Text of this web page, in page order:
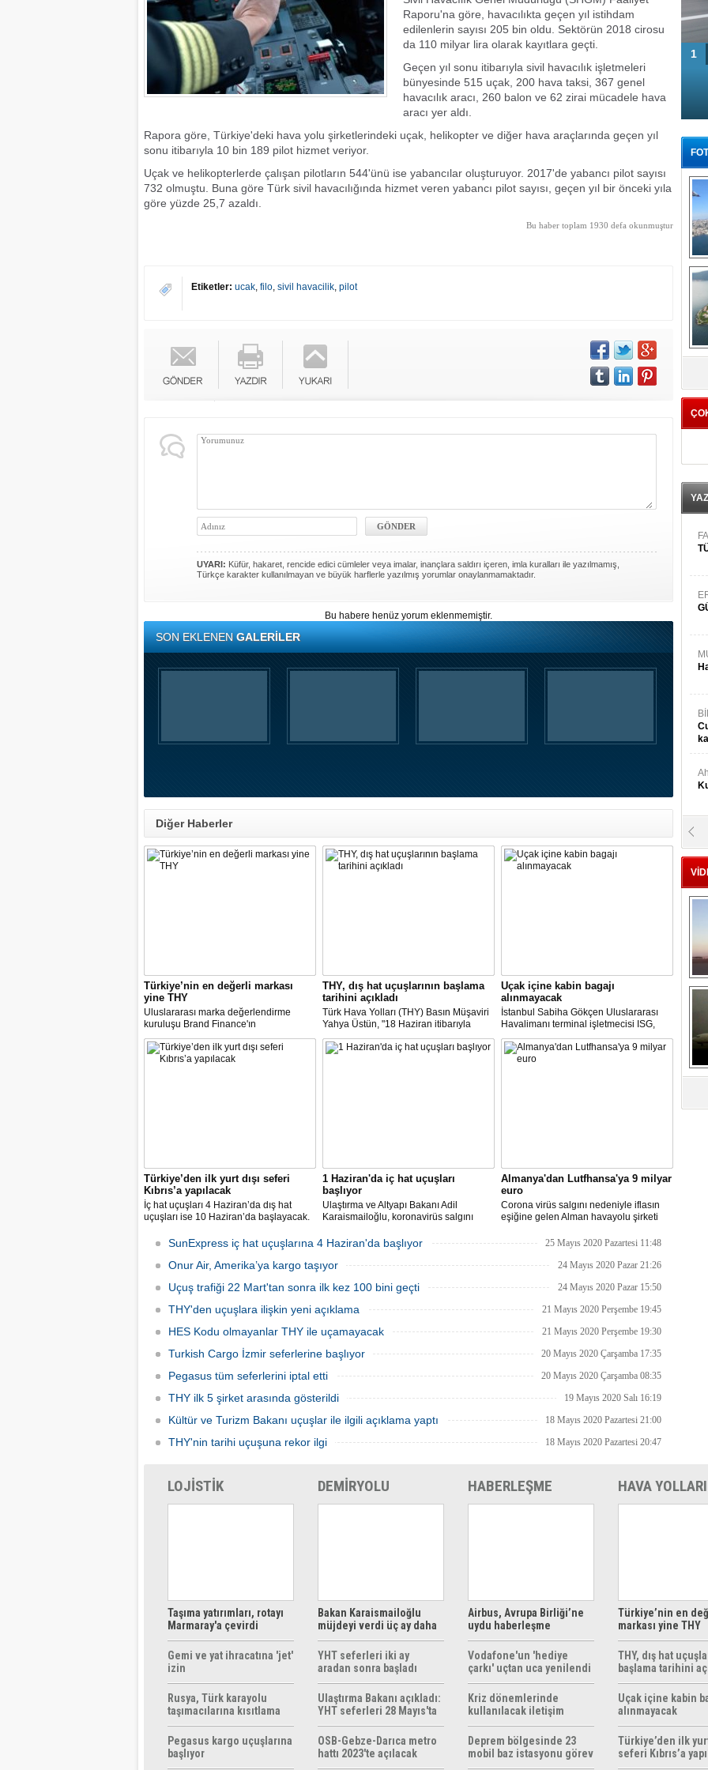
Raporu'na göre, havacılıkta geçen yıl istihdam
edilenlerin sayısı 205 bin oldu. Sektörün 2018 cirosu
da 110 milyar lira olarak kayıtlara geçti.
Geçen yıl sonu itibarıyla sivil havacılık işletmeleri
bünyesinde 515 uçak, 200 hava taksi, 367 genel
havacılık aracı, 260 balon ve 62 zirai mücadele hava
aracı yer aldı.
Rapora göre, Türkiye'deki hava yolu şirketlerindeki uçak, helikopter ve diğer hava araçlarında geçen yıl
sonu itibarıyla 10 bin 189 pilot hizmet veriyor.
Uçak ve helikopterlerde çalışan pilotların 544'ünü ise yabancılar oluşturuyor. 2017'de yabancı pilot sayısı
732 olmuştu. Buna göre Türk sivil havacılığında hizmet veren yabancı pilot sayısı, geçen yıl bir önceki yıla
göre yüzde 25,7 azaldı.
Bu haber toplam 1930 defa okunmuştur
Etiketler: ucak, filo, sivil havacilik, pilot
UYARI: Küfür, hakaret, rencide edici cümleler veya imalar, inançlara saldırı içeren, imla kuralları ile yazılmamış,
Türkçe karakter kullanılmayan ve büyük harflerle yazılmış yorumlar onaylanmamaktadır.
Bu habere henüz yorum eklenmemiştir.
SON EKLENENGALERİLER
Diğer Haberler
Türkiye’nin en değerli markası
yine THY
Uluslararası marka değerlendirme
kuruluşu Brand Finance'ın
araştırmasına göre Türk Hava Yolları, 2
milyar dolara yaklaşan marka değeriyle
bu yıl da "Türkiye'nin en değerli
THY, dış hat uçuşlarının başlama
tarihini açıkladı
Türk Hava Yolları (THY) Basın Müşaviri
Yahya Üstün, "18 Haziran itibarıyla
Avrupa’daki 16 şehirden Anadolu’daki
14 noktaya direkt uçmaya başlayacağız"
Uçak içine kabin bagajı
alınmayacak
İstanbul Sabiha Gökçen Uluslararası
Havalimanı terminal işletmecisi ISG,
yarın başlayacak iç hat uçuşlarında
uçak içerisine kabin bagajı kabul
edilmeyeceğini duyurdu.
Türkiye’den ilk yurt dışı seferi
Kıbrıs’a yapılacak
İç hat uçuşları 4 Haziran’da dış hat
uçuşları ise 10 Haziran’da başlayacak.
olacak.
1 Haziran'da iç hat uçuşları
başlıyor
Ulaştırma ve Altyapı Bakanı Adil
Karaismailoğlu, koronavirüs salgını
seferlerinin, 1 Haziran itibarıyla iç
hatlarda yeniden başlayacağını bildirdi.
Almanya'dan Lutfhansa'ya 9 milyar
euro
Corona virüs salgını nedeniyle iflasın
eşiğine gelen Alman havayolu şirketi
anlaşma sağlandı.
SunExpress iç hat uçuşlarına 4 Haziran'da başlıyor 25 Mayıs 2020 Pazartesi 11:48
Onur Air, Amerika’ya kargo taşıyor 24 Mayıs 2020 Pazar 21:26
Uçuş trafiği 22 Mart'tan sonra ilk kez 100 bini geçti 24 Mayıs 2020 Pazar 15:50
THY'den uçuşlara ilişkin yeni açıklama 21 Mayıs 2020 Perşembe 19:45
HES Kodu olmayanlar THY ile uçamayacak 21 Mayıs 2020 Perşembe 19:30
Turkish Cargo İzmir seferlerine başlıyor 20 Mayıs 2020 Çarşamba 17:35
Pegasus tüm seferlerini iptal etti 20 Mayıs 2020 Çarşamba 08:35
THY ilk 5 şirket arasında gösterildi 19 Mayıs 2020 Salı 16:19
Kültür ve Turizm Bakanı uçuşlar ile ilgili açıklama yaptı 18 Mayıs 2020 Pazartesi 21:00
THY'nin tarihi uçuşuna rekor ilgi 18 Mayıs 2020 Pazartesi 20:47
1
LOJİSTİK
Taşıma yatırımları, rotayı
Marmaray'a çevirdi
Gemi ve yat ihracatına 'jet'
izin
Rusya, Türk karayolu
taşımacılarına kısıtlama
getirebilir
Pegasus kargo uçuşlarına
başlıyor
DEMİRYOLU
Bakan Karaismailoğlu
müjdeyi verdi üç ay daha
ücretsiz
YHT seferleri iki ay
aradan sonra başladı
Ulaştırma Bakanı açıkladı:
YHT seferleri 28 Mayıs'ta
başlıyor
OSB-Gebze-Darıca metro
hattı 2023'te açılacak
HABERLEŞME
Airbus, Avrupa Birliği’ne
uydu haberleşme
çözümleri sunuyor
Vodafone'un 'hediye
çarkı' uçtan uca yenilendi
Kriz dönemlerinde
kullanılacak iletişim
yöntemleri rehberi
hazırlandı
Deprem bölgesinde 23
mobil baz istasyonu görev
yapıyor
HAVA YOLLARI
Türkiye’nin en
markası yine THY
THY, dış hat
başlama tarihini
Uçak içine kabin
alınmayacak
Türkiye’den ilk yurt
seferi Kıbrıs’a